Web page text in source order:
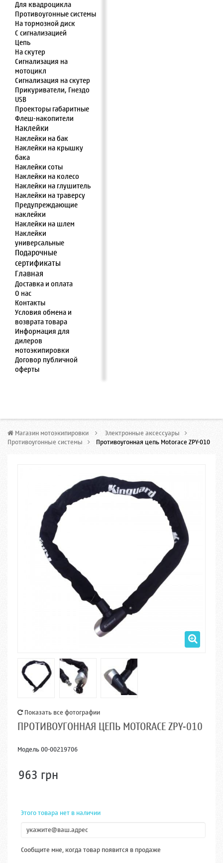
Для квадроцикла
Противоугонные системы
На тормозной диск
С сигнализацией
Цепь
На скутер
Сигнализация на
мотоцикл
Сигнализация на скутер
Прикуриватели, Гнездо
USB
Проекторы габаритные
Флеш-накопители
Наклейки
Наклейки на бак
Наклейки на крышку
бака
Наклейки соты
Наклейки на колесо
Наклейки на глушитель
Наклейки на траверсу
Предупреждающие
наклейки
Наклейки на шлем
Наклейки
универсальные
Подарочные
сертификаты
Главная
Доставка и оплата
О нас
Контакты
Условия обмена и
возврата товара
Информация для
дилеров
мотоэкипировки
Договор публичной
оферты
Магазин мотоэкипировки > Электронные аксессуары >
Противоугонные системы > Противоугонная цепь Motorace ZPY-010
Показать все фотографии
ПРОТИВОУГОННАЯ ЦЕПЬ MOTORACE ZPY-010
Модель00-00219706
963 грн
Этого товара нет в наличии
Сообщите мне, когда товар появится в продаже